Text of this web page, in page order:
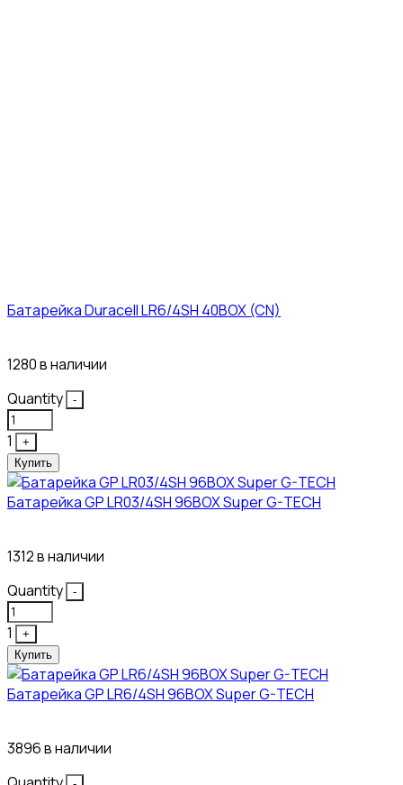
Батарейка Duracell LR6/4SH 40BOX (CN)
1280 в наличии
Quantity
-
1
+
Купить
Батарейка GP LR03/4SH 96BOX Super G-TECH
1312 в наличии
Quantity
-
1
+
Купить
Батарейка GP LR6/4SH 96BOX Super G-TECH
3896 в наличии